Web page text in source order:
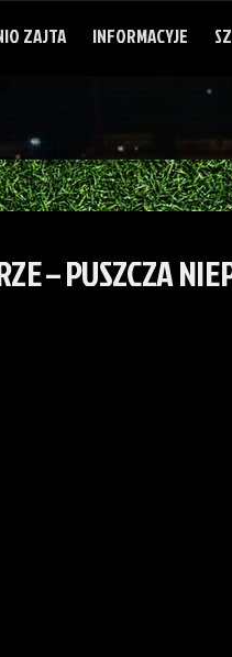
ZAJTA INFORMACYJE
– PUSZCZA